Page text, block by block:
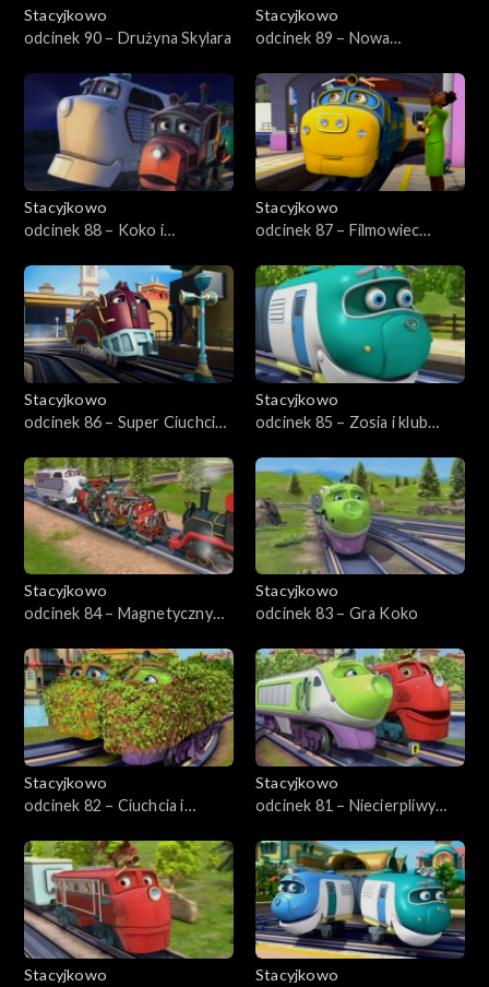
Stacyjkowo
odcinek 90 – Drużyna Skylara
Stacyjkowo
odcinek 89 – Nowa
Stacyjkowo
odcinek 88 – Koko i
Stacyjkowo
odcinek 87 – Filmowiec
Stacyjkowo
odcinek 86 – Super Ciuchcia
Stacyjkowo
odcinek 85 – Zosia i klub
Stacyjkowo
odcinek 84 – Magnetyczny
Stacyjkowo
odcinek 83 – Gra Koko
Stacyjkowo
odcinek 82 – Ciuchcia i
Stacyjkowo
odcinek 81 – Niecierpliwy
Stacyjkowo
Stacyjkowo